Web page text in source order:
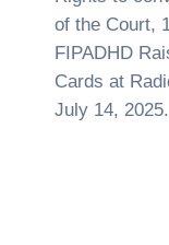
of the Court,
FIPADHD
Cards at
July 14, 2025.